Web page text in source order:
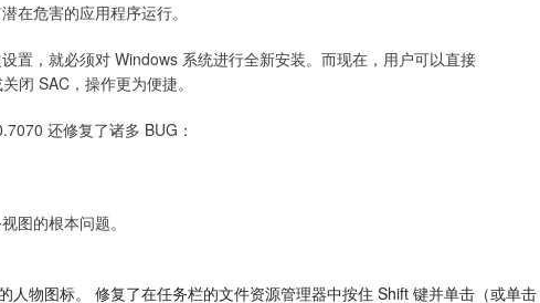
在危害的应用程序运行。
置，就必须对 Windows 系统进行全新安装。而现在，用户可以直接
闭 SAC，操作更为便捷。
还修复了诸多 BUG：
图的根本问题。
人物图标。 修复了在任务栏的文件资源管理器中按住 Shift 键并单击（或单击